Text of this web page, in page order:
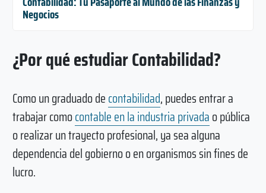
Negocios
¿Por qué estudiar Contabilidad?
Como un graduado decontabilidad, puedes entrar a
trabajar comocontable en la industria privadao pública
o realizar un trayecto profesional, ya sea alguna
dependencia del gobierno o en organismos sin fines de
lucro.